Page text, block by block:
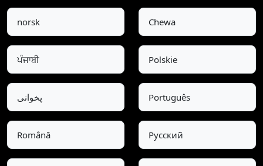
norsk Chewa
ਪੰਜਾਬੀ Polskie
پخوانی Português
Română Pусский